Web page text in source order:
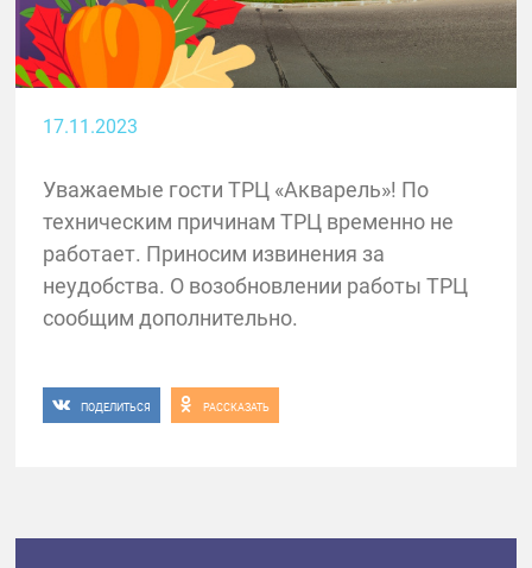
17.11.2023
Уважаемые гости ТРЦ «Акварель»! По
техническим причинам ТРЦ временно не
работает. Приносим извинения за
неудобства. О возобновлении работы ТРЦ
сообщим дополнительно.
ПОДЕЛИТЬСЯ РАССКАЗАТЬ